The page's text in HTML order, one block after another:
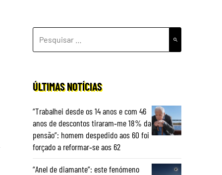
POR:
ÚLTIMAS NOTÍCIAS
“Trabalhei desde os 14 anos e com 46
anos de descontos tiraram‑me 18% da
pensão”: homem despedido aos 60 foi
forçado a reformar‑se aos 62
“Anel de diamante”: este fenómeno